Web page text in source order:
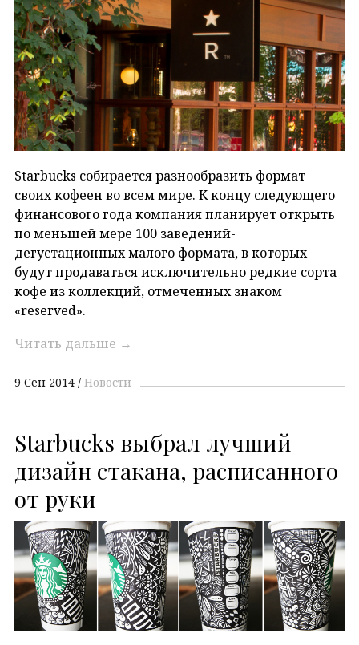
Starbucks собирается разнообразить формат
своих кофеен во всем мире. К концу следующего
финансового года компания планирует открыть
по меньшей мере 100 заведений-
дегустационных малого формата, в которых
будут продаваться исключительно редкие сорта
кофе из коллекций, отмеченных знаком
«reserved».
Читать дальше →
9 Сен 2014 Новости
Starbucks выбрал лучший
дизайн стакана, расписанного
от руки